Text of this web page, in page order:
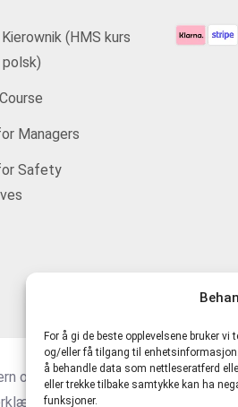
For å gi de beste opplevelsene bruker
og/eller få tilgang til
å behandle data som nettleseratferd
eller trekke tilbake samtykke kan ha
funksjoner.
(HMS kurs
Managers
Safety
og tjenestevilkår
(EU)